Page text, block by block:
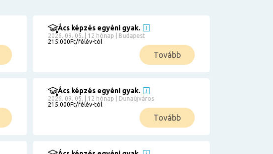
Ács képzés egyéni gyak.
2026. 09. 05. | 12 hónap | Budapest
215.000Ft/félév-tól
Tovább
Ács képzés egyéni gyak.
2026. 09. 05. | 12 hónap | Dunaújváros
215.000Ft/félév-tól
Tovább